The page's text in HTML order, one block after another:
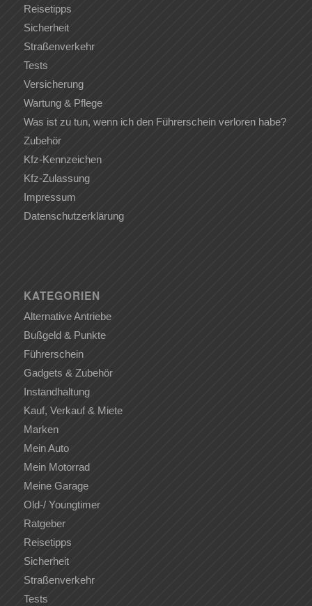
Reisetipps
Sicherheit
Straßenverkehr
Tests
Versicherung
Wartung & Pflege
Was ist zu tun, wenn ich den Führerschein verloren habe?
Zubehör
Kfz-Kennzeichen
Kfz-Zulassung
Impressum
Datenschutzerklärung
KATEGORIEN
Alternative Antriebe
Bußgeld & Punkte
Führerschein
Gadgets & Zubehör
Instandhaltung
Kauf, Verkauf & Miete
Marken
Mein Auto
Mein Motorrad
Meine Garage
Old-/ Youngtimer
Ratgeber
Reisetipps
Sicherheit
Straßenverkehr
Tests